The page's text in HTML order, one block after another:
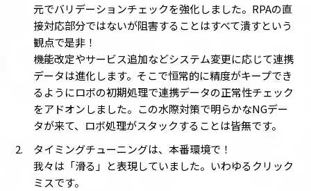
元でバリデーションチェックを強化しました。RPAの直
接対応部分ではないが阻害することはすべて潰すという
観点で是非！
機能改定やサービス追加などシステム変更に応じて連携
データは進化します。そこで恒常的に精度がキープでき
るようにロボの初期処理で連携データの正常性チェック
をアドオンしました。この水際対策で明らかなNGデー
タが来て、ロボ処理がスタックすることは皆無です。
タイミングチューニングは、本番環境で！
我々は「滑る」と表現していました。いわゆるクリック
ミスです。